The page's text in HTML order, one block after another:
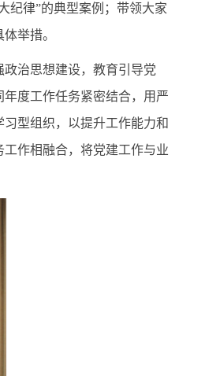
纪律”的典型案例；带领大家
举措。
治思想建设，教育引导党
度工作任务紧密结合，用严
型组织，以提升工作能力和
作相融合，将党建工作与业